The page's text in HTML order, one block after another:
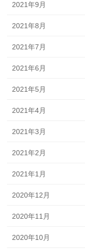
2021年9月
2021年8月
2021年7月
2021年6月
2021年5月
2021年4月
2021年3月
2021年2月
2021年1月
2020年12月
2020年11月
2020年10月